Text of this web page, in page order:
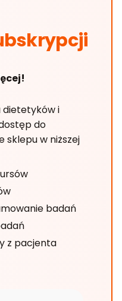
dietetyków i
do
sklepu w niższej
badań
z pacjenta